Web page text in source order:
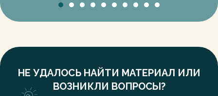
НЕ УДАЛОСЬ НАЙТИ МАТЕРИАЛ ИЛИ
ВОЗНИКЛИ ВОПРОСЫ?